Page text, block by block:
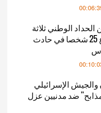
الحداد الوطني ثلاثة
أيام بعد مصرع 25 شخصا في حادث
الإسرائيلي
ضد مدنيين عزل